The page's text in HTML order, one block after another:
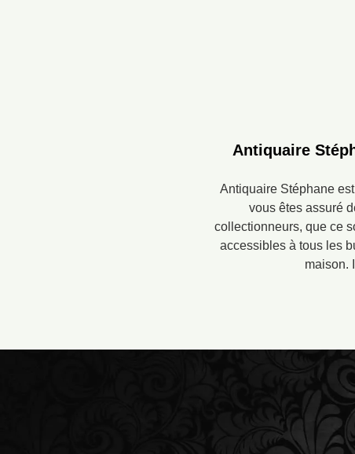
Antiquaire
Antiquaire Stéphane
vous êtes assuré
collectionneurs, que ce
accessibles à tous les
maison.